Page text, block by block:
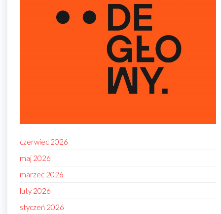
czerwiec 2026
maj 2026
marzec 2026
luty 2026
styczeń 2026